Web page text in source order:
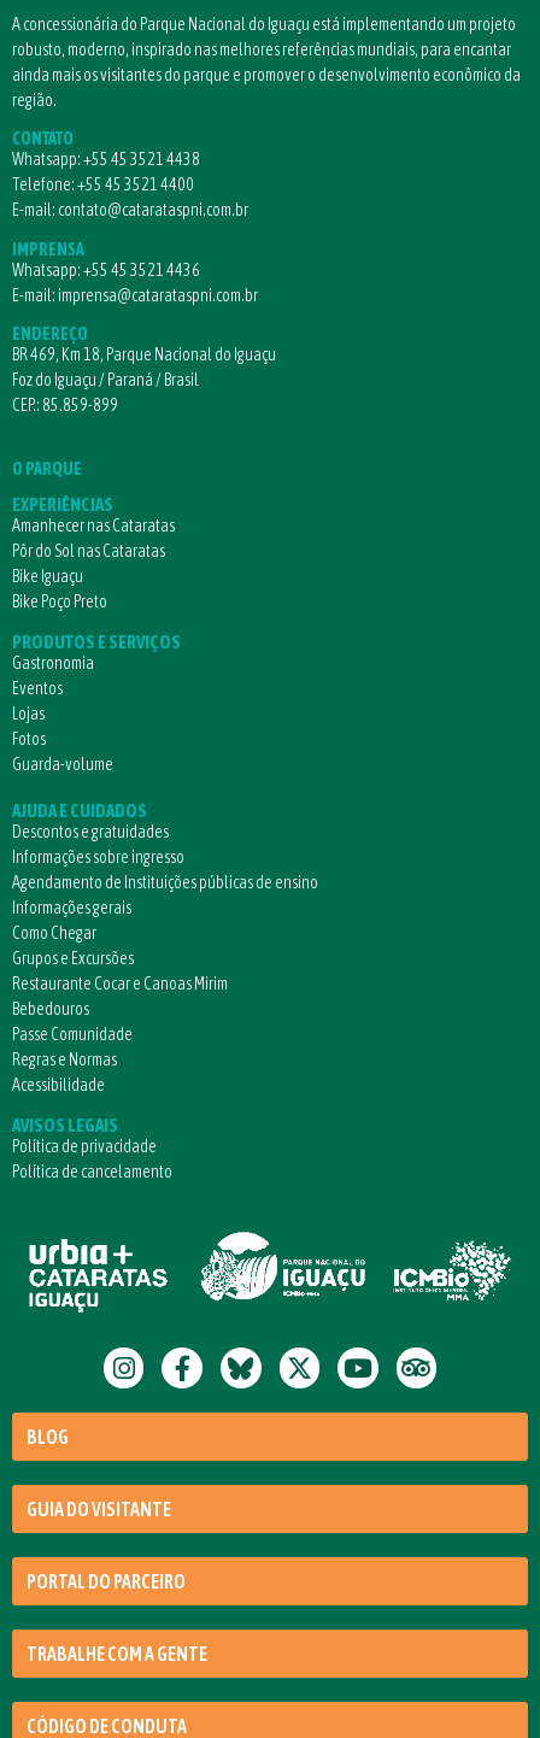
A concessionária do Parque Nacional do Iguaçu está implementando um projeto
robusto, moderno, inspirado nas melhores referências mundiais, para encantar
ainda mais os visitantes do parque e promover o desenvolvimento econômico da
região.
CONTATO
Whatsapp:+55 45 3521 4438
Telefone:+55 45 3521 4400
E-mail: contato@catarataspni.com.br
IMPRENSA
Whatsapp:+55 45 3521 4436
E-mail: imprensa@catarataspni.com.br
ENDEREÇO
BR 469, Km 18, Parque Nacional do Iguaçu
Foz do Iguaçu / Paraná / Brasil
CEP.: 85.859-899
O PARQUE
EXPERIÊNCIAS
Amanhecer nas Cataratas
Pôr do Sol nas Cataratas
Bike Iguaçu
Bike Poço Preto
PRODUTOS E SERVIÇOS
Gastronomia
Eventos
Lojas
Fotos
Guarda-volume
AJUDA E CUIDADOS
Descontos e gratuidades
Informações sobre ingresso
Agendamento de Instituições públicas de ensino
Informações gerais
Como Chegar
Grupos e Excursões
Restaurante Cocar e Canoas Mirim
Bebedouros
Passe Comunidade
Regras e Normas
Acessibilidade
AVISOS LEGAIS
Política de privacidade
Política de cancelamento
BLOG
GUIA DO VISITANTE
PORTAL DO PARCEIRO
TRABALHE COM A GENTE
CÓDIGO DE CONDUTA